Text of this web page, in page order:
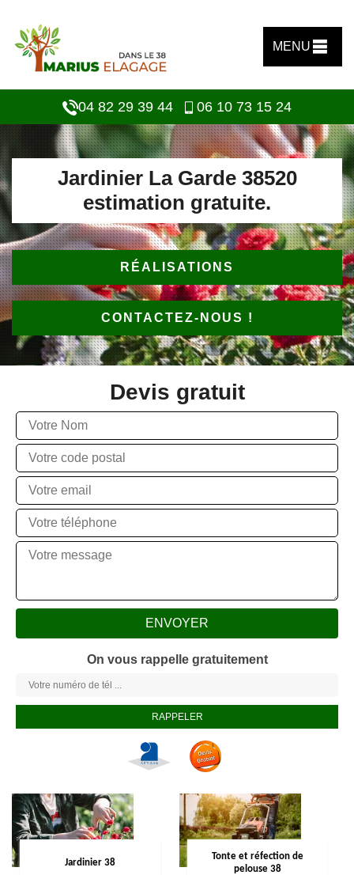
MENU
04 82 29 39 44 06 10 73 15 24
Jardinier La Garde 38520
estimation gratuite.
RÉALISATIONS
CONTACTEZ-NOUS !
Devis gratuit
On vous rappelle gratuitement
Jardinier 38
Tonte et réfection de
pelouse 38